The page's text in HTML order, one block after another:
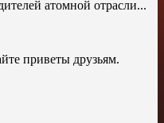
атомной отрасли...
приветы друзьям.